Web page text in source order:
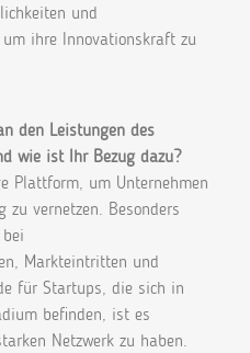
und
ihre Innovationskraft zu
den Leistungen des
wie ist Ihr Bezug dazu?
Plattform, um Unternehmen
zu vernetzen. Besonders
Markteintritten und
für Startups, die sich in
befinden, ist es
Netzwerk zu haben.